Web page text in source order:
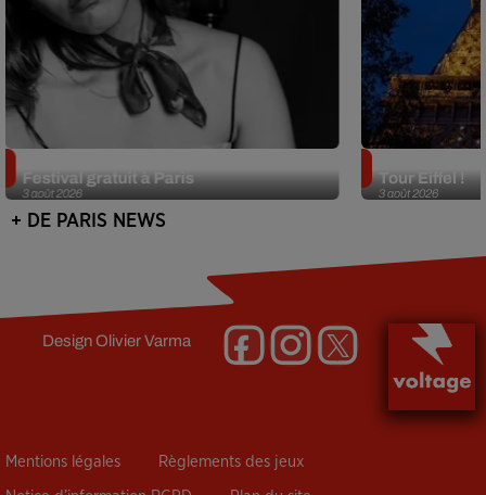
3 août 2026
Festival gratuit à Paris
3 août 2026
Tour Eiffel !
+ DE PARIS NEWS
DesignOlivier Varma
Mentions légales Règlements des jeux